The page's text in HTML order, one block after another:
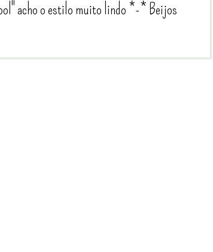
acho o estilo muito lindo *-* Beijos